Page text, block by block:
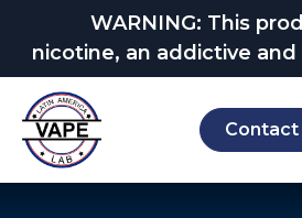
WARNING: This
nicotine, an addictive
Contact